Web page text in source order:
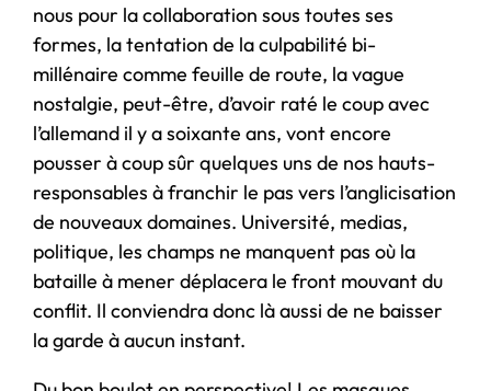
nous pour la collaboration sous toutes ses
formes, la tentation de la culpabilité bi-
millénaire comme feuille de route, la vague
nostalgie, peut-être, d’avoir raté le coup avec
l’allemand il y a soixante ans, vont encore
pousser à coup sûr quelques uns de nos hauts-
responsables à franchir le pas vers l’anglicisation
de nouveaux domaines. Université, medias,
politique, les champs ne manquent pas où la
bataille à mener déplacera le front mouvant du
conflit. Il conviendra donc là aussi de ne baisser
la garde à aucun instant.